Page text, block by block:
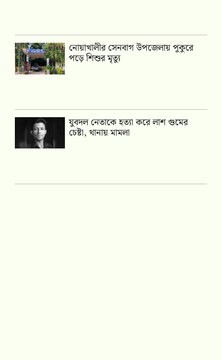
নোয়াখালীর সেনবাগ উপজেলায় পুকুরে
পড়ে শিশুর মৃত্যু
যুবদল নেতাকে হত্যা করে লাশ গুমের
চেষ্টা, থানায় মামলা